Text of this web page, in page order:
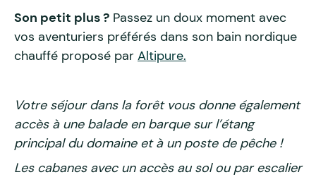
Son petit plus ? Passez un doux moment avec
vos aventuriers préférés dans son bain nordique
chauffé proposé par Altipure.
Votre séjour dans la forêt vous donne également
accès à une balade en barque sur l’étang
principal du domaine et à un poste de pêche !
Les cabanes avec un accès au sol ou par escalier